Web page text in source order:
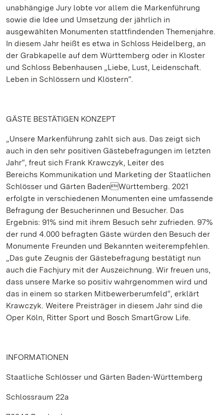
unabhängige Jury lobte vor allem die Markenführung
sowie die Idee und Umsetzung der jährlich in
ausgewählten Monumenten stattfindenden Themenjahre.
In diesem Jahr heißt es etwa in Schloss Heidelberg, an
der Grabkapelle auf dem Württemberg oder in Kloster
und Schloss Bebenhausen „Liebe, Lust, Leidenschaft.
Leben in Schlössern und Klöstern“.
GÄSTE BESTÄTIGEN KONZEPT
„Unsere Markenführung zahlt sich aus. Das zeigt sich
auch in den sehr positiven Gästebefragungen im letzten
Jahr“, freut sich Frank Krawczyk, Leiter des
Bereichs Kommunikation und Marketing der Staatlichen
Schlösser und Gärten BadenWürttemberg. 2021
erfolgte in verschiedenen Monumenten eine umfassende
Befragung der Besucherinnen und Besucher. Das
Ergebnis: 91% sind mit ihrem Besuch sehr zufrieden. 97%
der rund 4.000 befragten Gäste würden den Besuch der
Monumente Freunden und Bekannten weiterempfehlen.
„Das gute Zeugnis der Gästebefragung bestätigt nun
auch die Fachjury mit der Auszeichnung. Wir freuen uns,
dass unsere Marke so positiv wahrgenommen wird und
das in einem so starken Mitbewerberumfeld“, erklärt
Krawczyk. Weitere Preisträger in diesem Jahr sind die
Oper Köln, Ritter Sport und Bosch SmartGrow Life.
INFORMATIONEN
Staatliche Schlösser und Gärten Baden-Württemberg
Schlossraum 22a